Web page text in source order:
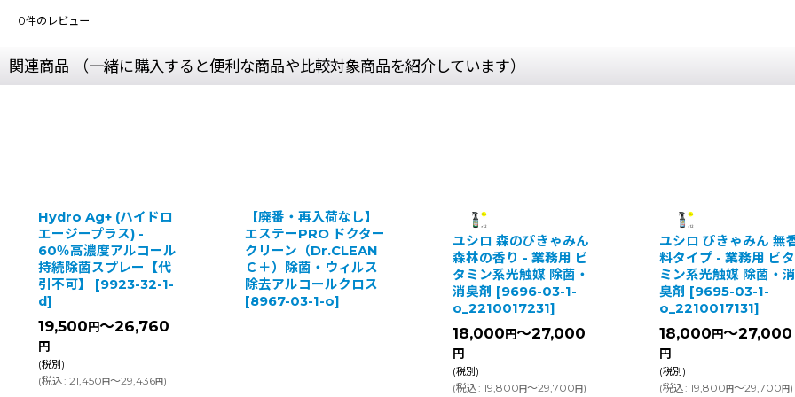
0件のレビュー
関連商品 （一緒に購入すると便利な商品や比較対象商品を紹介しています）
Hydro Ag+ (ハイドロ
エージープラス) -
60％高濃度アルコール
持続除菌スプレー【代
引不可】
[9923-32-1-
d]
19,500円～26,760
円
(税別)
(税込: 21,450円～29,436円)
【廃番・再入荷なし】
エステーPRO ドクター
クリーン（Dr.CLEAN
Ｃ＋）除菌・ウィルス
除去アルコールクロス
[8967-03-1-o]
ユシロ 森のぴきゃみん
森林の香り - 業務用 ビ
タミン系光触媒 除菌・
消臭剤 [9696-03-1-
o_2210017231]
18,000円～27,000
円
(税別)
(税込: 19,800円～29,700円)
ユシロ ぴきゃみん 無
料タイプ - 業務用 ビタ
ミン系光触媒 除菌・消
臭剤 [9695-03-1-
o_2210017131]
18,000円～27,000
円
(税別)
(税込: 19,800円～29,700円)